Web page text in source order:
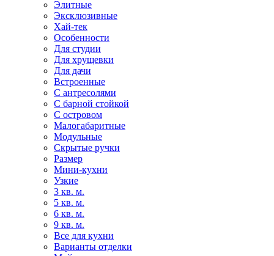
Элитные
Эксклюзивные
Хай-тек
Особенности
Для студии
Для хрущевки
Для дачи
Встроенные
С антресолями
С барной стойкой
С островом
Малогабаритные
Модульные
Скрытые ручки
Размер
Мини-кухни
Узкие
3 кв. м.
5 кв. м.
6 кв. м.
9 кв. м.
Все для кухни
Варианты отделки